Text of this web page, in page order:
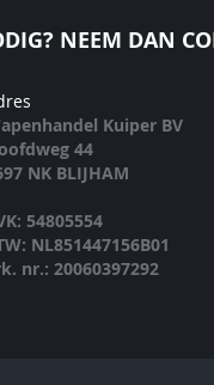
NEEM DAN
Kuiper BV
44
NK BLIJHAM
54805554
NL851447156B01
nr.: 20060397292